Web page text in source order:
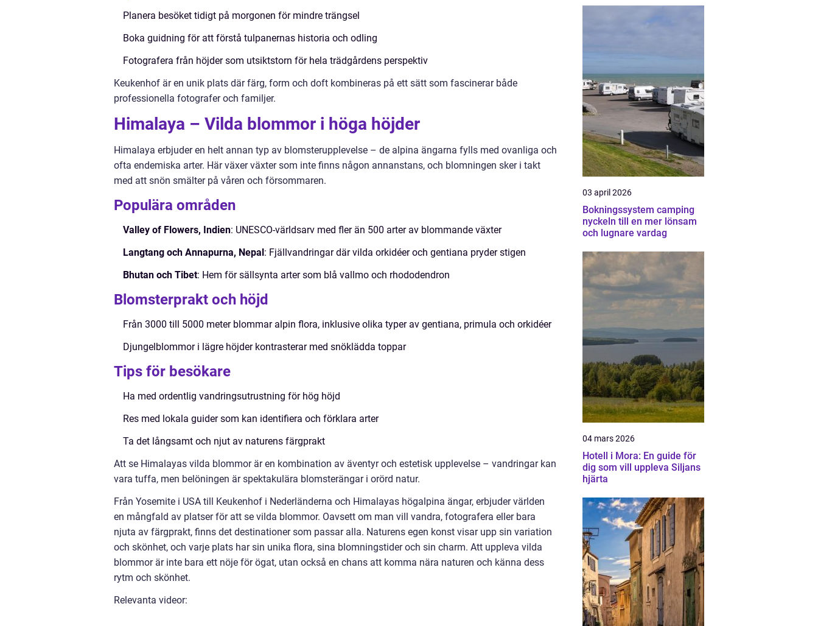
Planera besöket tidigt på morgonen för mindre trängsel
Boka guidning för att förstå tulpanernas historia och odling
Fotografera från höjder som utsiktstorn för hela trädgårdens perspektiv
Keukenhof är en unik plats där färg, form och doft kombineras på ett sätt som fascinerar både
professionella fotografer och familjer.
Himalaya – Vilda blommor i höga höjder
Himalaya erbjuder en helt annan typ av blomsterupplevelse – de alpina ängarna fylls med ovanliga och
ofta endemiska arter. Här växer växter som inte finns någon annanstans, och blomningen sker i takt
med att snön smälter på våren och försommaren.
Populära områden
Valley of Flowers, Indien: UNESCO-världsarv med fler än 500 arter av blommande växter
Langtang och Annapurna, Nepal: Fjällvandringar där vilda orkidéer och gentiana pryder stigen
Bhutan och Tibet: Hem för sällsynta arter som blå vallmo och rhododendron
Blomsterprakt och höjd
Från 3000 till 5000 meter blommar alpin flora, inklusive olika typer av gentiana, primula och orkidéer
Djungelblommor i lägre höjder kontrasterar med snöklädda toppar
Tips för besökare
Ha med ordentlig vandringsutrustning för hög höjd
Res med lokala guider som kan identifiera och förklara arter
Ta det långsamt och njut av naturens färgprakt
Att se Himalayas vilda blommor är en kombination av äventyr och estetisk upplevelse – vandringar kan
vara tuffa, men belöningen är spektakulära blomsterängar i orörd natur.
Från Yosemite i USA till Keukenhof i Nederländerna och Himalayas högalpina ängar, erbjuder världen
en mångfald av platser för att se vilda blommor. Oavsett om man vill vandra, fotografera eller bara
njuta av färgprakt, finns det destinationer som passar alla. Naturens egen konst visar upp sin variation
och skönhet, och varje plats har sin unika flora, sina blomningstider och sin charm. Att uppleva vilda
blommor är inte bara ett nöje för ögat, utan också en chans att komma nära naturen och känna dess
rytm och skönhet.
Relevanta videor:
03 april 2026
Bokningssystem camping
nyckeln till en mer lönsam
och lugnare vardag
04 mars 2026
Hotell i Mora: En guide för
dig som vill uppleva Siljans
hjärta